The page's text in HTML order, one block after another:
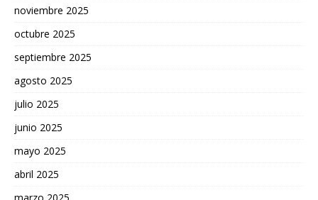
noviembre 2025
octubre 2025
septiembre 2025
agosto 2025
julio 2025
junio 2025
mayo 2025
abril 2025